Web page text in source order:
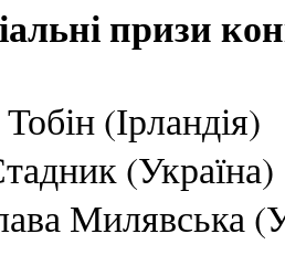
призи
(Ірландія)
(Україна)
Милявська